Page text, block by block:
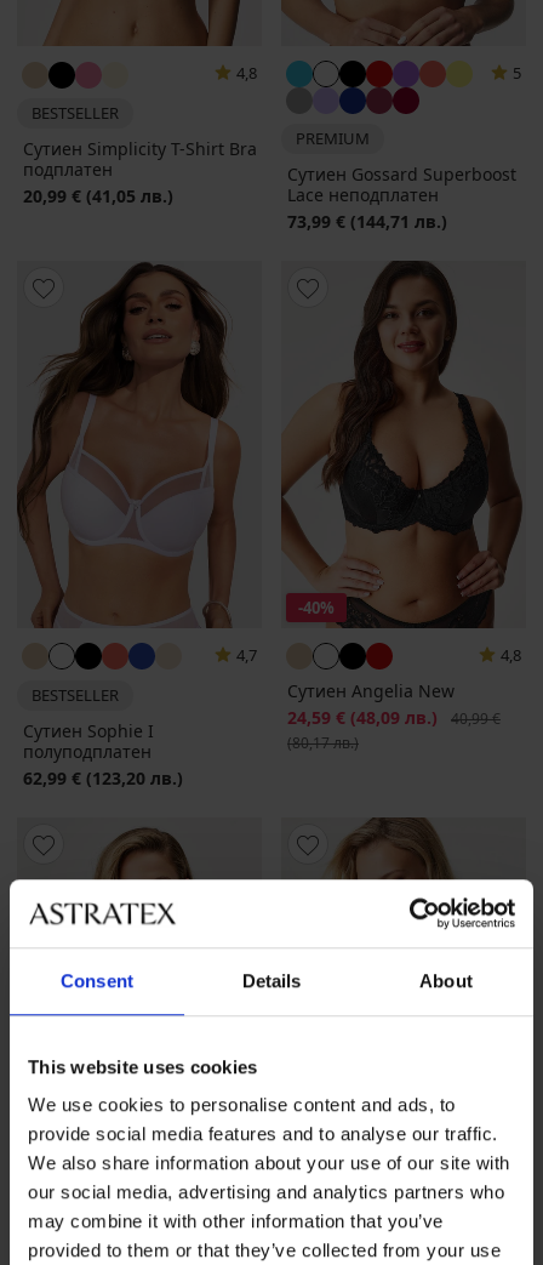
Consent Details About
This website uses cookies
We use cookies to personalise content and ads, to
provide social media features and to analyse our traffic.
We also share information about your use of our site with
our social media, advertising and analytics partners who
may combine it with other information that you’ve
provided to them or that they’ve collected from your use
4,8
BESTSELLER
Сутиен Simplicity T-Shirt Bra
подплатен
20,99 € (41,05 лв.)
5
PREMIUM
Сутиен Gossard Superboost
Lacе неподплатен
73,99 € (144,71 лв.)
4,7
BESTSELLER
Сутиен Sophie I
полуподплатен
62,99 € (123,20 лв.)
-40%
4,8
Сутиен Angelia New
Намаление
24,59 € (48,09 лв.)
40,99 €
(80,17 лв.)
Разпродажба -70%
4,7
Сутиен Estel полуподплатен
-25 % ALL25